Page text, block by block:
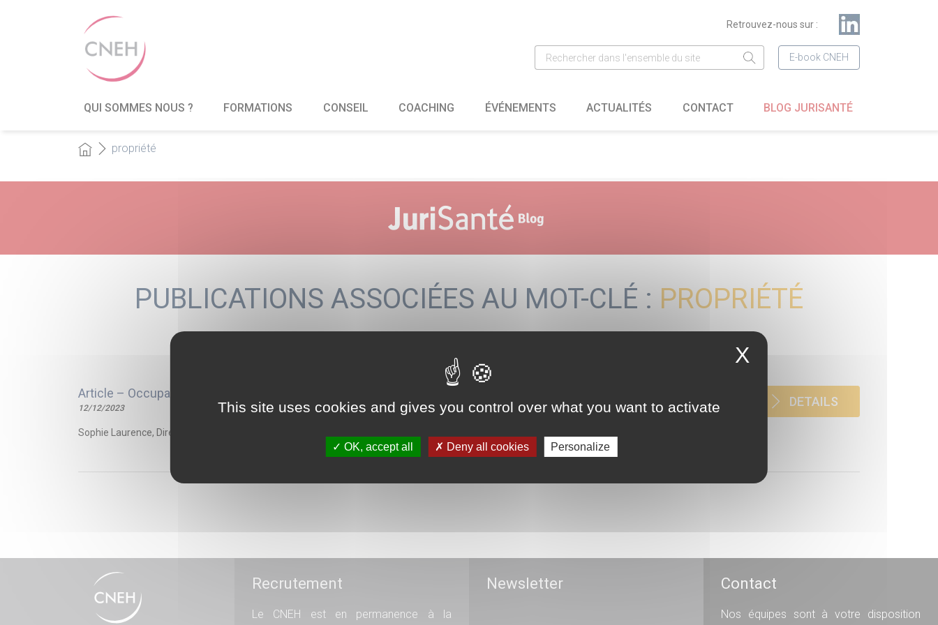
Retrouvez-nous sur :
E-book CNEH
QUI SOMMES NOUS ? FORMATIONS CONSEIL COACHING ÉVÉNEMENTS ACTUALITÉS CONTACT BLOG JURISANTÉ
propriété
PUBLICATIONS ASSOCIÉES AU MOT-CLÉ : PROPRIÉTÉ
Article – Occupation privative du domaine public, une opportunité financière?
12/12/2023
Sophie Laurence, Directrice Investissements et stratégie patrimoniale - GHT 94 Est Brigitte de Lard-Huchet, Directrice...
DETAILS
Recrutement
Le CNEH est en permanence à la
Newsletter Contact
Nos équipes sont à votre disposition
X
This site uses cookies and gives you control over what you want to activate
OK, accept all Deny all cookies Personalize